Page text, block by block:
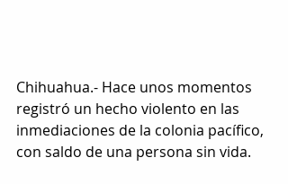
Chihuahua.- Hace unos momentos
registró un hecho violento en las
inmediaciones de la colonia pacífico,
con saldo de una persona sin vida.